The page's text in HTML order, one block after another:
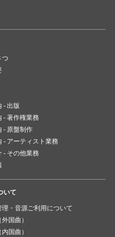
つ
- 出版
- 著作権業務
- 原盤制作
- アーティスト業務
- その他業務
いて
理・音源ご利用について
国曲）
国曲）